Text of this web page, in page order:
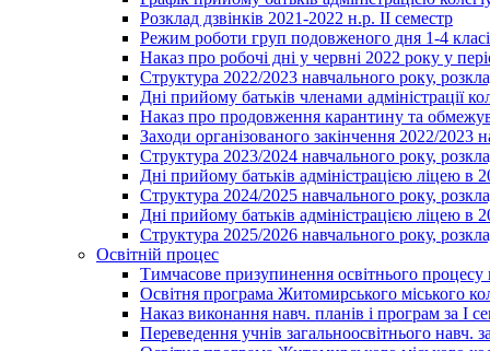
Розклад дзвінків 2021-2022 н.р. ІІ семестр
Режим роботи груп подовженого дня 1-4
Наказ про робочі дні у червні 2022 року у
Структура 2022/2023 навчального року,
Дні прийому батьків членами адміністрації
Наказ про продовження карантину та
Заходи організованого закінчення 2022/2023
Структура 2023/2024 навчального року,
Дні прийому батьків адміністрацією ліцею в
Структура 2024/2025 навчального року,
Дні прийому батьків адміністрацією ліцею в
Структура 2025/2026 навчального року,
Освітній процес
Тимчасове призупинення освітнього
Освітня програма Житомирського міського
Наказ виконання навч. планів і програм за І
Переведення учнів загальноосвітнього навч.